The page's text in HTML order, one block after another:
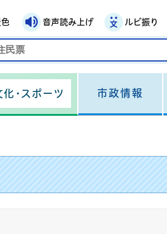
音声読み上げ ルビ振り
化・スポーツ 市政情報